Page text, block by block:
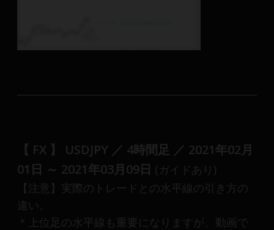
【 FX 】 USDJPY ／ 4時間足 ／ 2021年02月
01日 ～ 2021年03月09日 (ガイドあり)
【注意】実際のトレードとの水平線の引き方の
違い。
＊上位足の水平線も重要になりますが、動画で